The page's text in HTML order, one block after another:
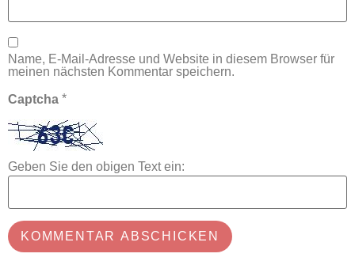
Name, E-Mail-Adresse und Website in diesem Browser für
meinen nächsten Kommentar speichern.
Captcha *
Geben Sie den obigen Text ein: